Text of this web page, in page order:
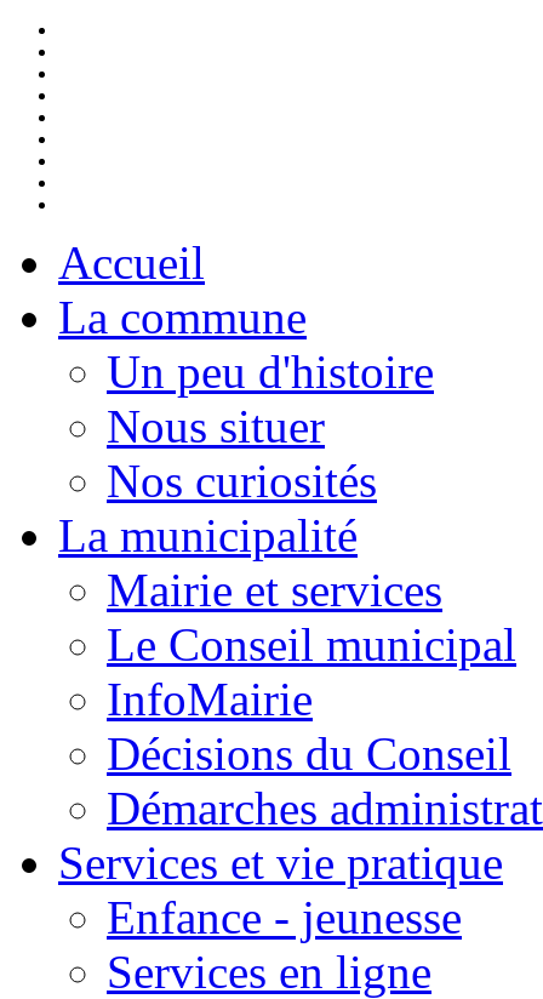
Accueil
La commune
Un peu d'histoire
Nous situer
Nos curiosités
La municipalité
Mairie et services
Le Conseil municipal
InfoMairie
Décisions du Conseil
Démarches
Services et vie pratique
Enfance - jeunesse
Services en ligne